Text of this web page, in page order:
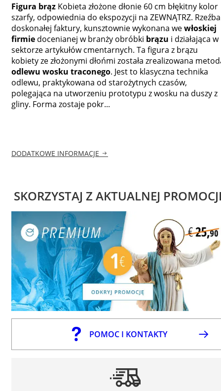
Figura brąz Kobieta złożone dłonie 60 cm błękitny kolor
szarfy, odpowiednia do ekspozycji na ZEWNĄTRZ. Rzeźba
doskonałej faktury, kunsztownie wykonana wewłoskiej
firmie docenianej w branży obróbki brązu i działająca w
sektorze artykułów cmentarnych. Ta figura z brązu
kobiety ze złożonymi dłońmi została zrealizowana
odlewu wosku traconego. Jest to klasyczna technika
odlewu, praktykowana od starożytnych czasów,
polegająca na utworzeniu prototypu z wosku na duszy z
gliny. Forma zostaje pokr...
DODATKOWE INFORMACJE
SKORZYSTAJ Z AKTUALNEJ
POMOC I KONTAKTY